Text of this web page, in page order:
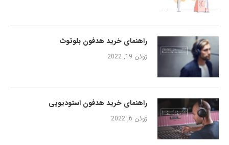
راهنمای خرید هدفون بلوتوث
ژوئن 19, 2022
راهنمای خرید هدفون استودیویی
ژوئن 6, 2022